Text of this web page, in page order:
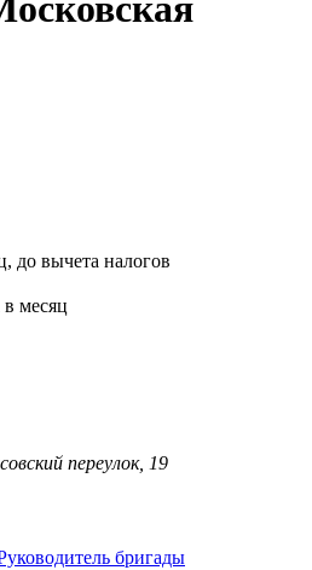
до вычета налогов
месяц
переулок, 19
бригады